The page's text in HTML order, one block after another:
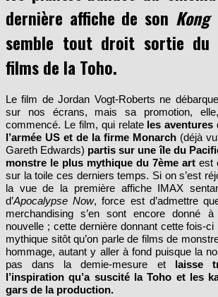
dernière affiche de son
semble tout droit sortie du
films de la Toho.
Le film de Jordan Vogt-Roberts ne
sur nos écrans, mais sa promotion,
commencé. Le film, qui relate les aventures
l’armée US et de la firme Monarch (déjà
Gareth Edwards) partis sur une île du
monstre le plus mythique du 7ème art est
sur la toile ces derniers temps. Si on s’est
la vue de la première affiche IMAX
d’Apocalypse Now, force est d’admettre
merchandising s’en sont encore donné
nouvelle ; cette dernière donnant cette fois-
mythique sitôt qu’on parle de films de
hommage, autant y aller à fond puisque la
pas dans la demie-mesure et laisse
l’inspiration qu’a suscité la Toho et les
gars de la production.